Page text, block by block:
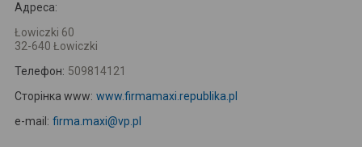
Адреса:
Łowiczki 60
32-640 Łowiczki
Телефон: 509814121
Сторінка www: www.firmamaxi.republika.pl
e-mail: firma.maxi@vp.pl